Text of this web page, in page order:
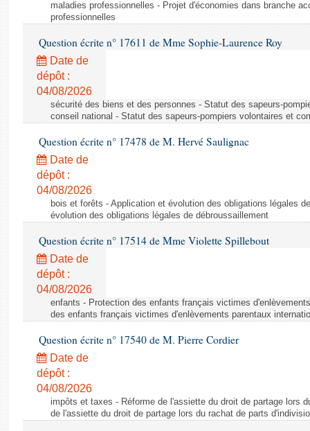
maladies professionnelles - Projet d'économies dans branche
professionnelles
Question écrite n° 17611 de Mme Sophie-Laurence Roy
Date de
dépôt :
04/08/2026
sécurité des biens et des personnes - Statut des sapeurs-
conseil national - Statut des sapeurs-pompiers volontaires et
Question écrite n° 17478 de M. Hervé Saulignac
Date de
dépôt :
04/08/2026
bois et forêts - Application et évolution des obligations légales
évolution des obligations légales de débroussaillement
Question écrite n° 17514 de Mme Violette Spillebout
Date de
dépôt :
04/08/2026
enfants - Protection des enfants français victimes
des enfants français victimes d'enlèvements parentaux
Question écrite n° 17540 de M. Pierre Cordier
Date de
dépôt :
04/08/2026
impôts et taxes - Réforme de l'assiette du droit de partage lors
de l'assiette du droit de partage lors du rachat de parts